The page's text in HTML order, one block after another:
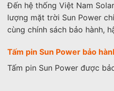
Đến hệ thống Việt Nam
lượng mặt trời Sun Power
cùng chính sách bảo hành,
Tấm pin Sun Power bảo
Tấm pin Sun Power được